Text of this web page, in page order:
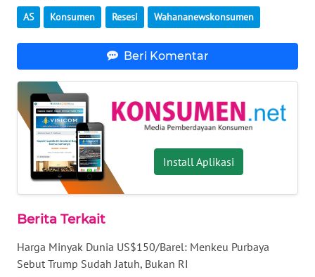
AS Konsumen Resesi Wahananewskonsumen
Beri Komentar
Install Aplikasi
Berita Terkait
Harga Minyak Dunia US$150/Barel: Menkeu Purbaya
Sebut Trump Sudah Jatuh, Bukan RI
WN
PAPUA
BARAT
WN
RIAU
WN
SERAMBI
JAMBI